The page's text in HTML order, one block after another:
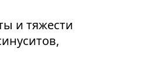
и тяжести